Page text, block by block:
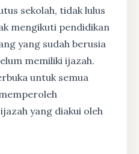
sekolah, tidak lulus
mengikuti pendidikan
yang sudah berusia
memiliki ijazah.
untuk semua
yang diakui oleh